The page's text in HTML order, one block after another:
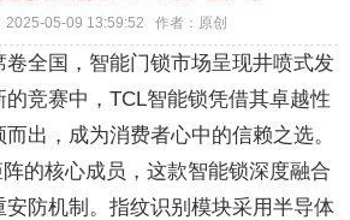
2025-05-09 13:59:52 作者：原创
卷全国，智能门锁市场呈现井喷式发
竞赛中，TCL智能锁凭借其卓越性
出，成为消费者心中的信赖之选。
的核心成员，这款智能锁深度融合
防机制。指纹识别模块采用半导体